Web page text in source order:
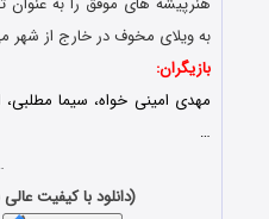
به ویلای مخوف در خارج از شهر
بازیگران:
مهدی امینی خواه، سیما
…
(دانلود با کیفیت عالی با حجم